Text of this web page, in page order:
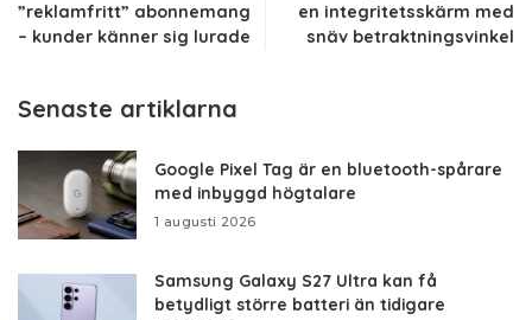
”reklamfritt” abonnemang
– kunder känner sig lurade
en integritetsskärm med
snäv betraktningsvinkel
Senaste artiklarna
Google Pixel Tag är en bluetooth-spårare
med inbyggd högtalare
1 augusti 2026
Samsung Galaxy S27 Ultra kan få
betydligt större batteri än tidigare